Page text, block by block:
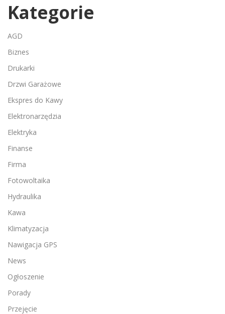
Kategorie
AGD
Biznes
Drukarki
Drzwi Garażowe
Ekspres do Kawy
Elektronarzędzia
Elektryka
Finanse
Firma
Fotowoltaika
Hydraulika
Kawa
Klimatyzacja
Nawigacja GPS
News
Ogłoszenie
Porady
Przejęcie